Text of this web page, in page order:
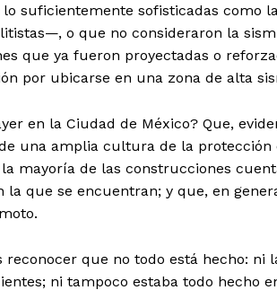
suficientemente sofisticadas como
o que no consideraron la
que ya fueron proyectadas o
por ubicarse en una zona de alta
en la Ciudad de México? Que,
una amplia cultura de la protección
mayoría de las construcciones
que se encuentran; y que, en
que no todo está hecho: ni
ni tampoco estaba todo hecho